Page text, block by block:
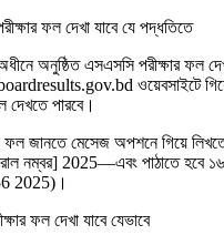
ফল দেখা যাবে যে পদ্ধতিতে
অনুষ্ঠিত এসএসসি পরীক্ষার ফল
ওয়েবসাইটে
দেখতে পারবে।
ফল জানতে মেসেজ অপশনে গিয়ে
নম্বর] 2025—এবং পাঠাতে হবে
2025)।
ফল দেখা যাবে যেভাবে